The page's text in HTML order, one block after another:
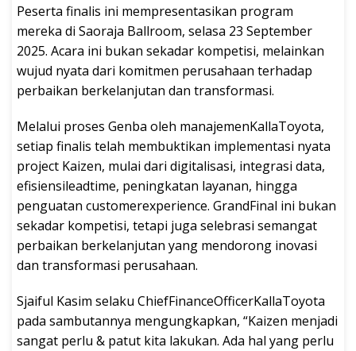
Peserta finalis ini mempresentasikan program
mereka di Saoraja Ballroom, selasa 23 September
2025. Acara ini bukan sekadar kompetisi, melainkan
wujud nyata dari komitmen perusahaan terhadap
perbaikan berkelanjutan dan transformasi.
Melalui proses Genba oleh manajemenKallaToyota,
setiap finalis telah membuktikan implementasi nyata
project Kaizen, mulai dari digitalisasi, integrasi data,
efisiensileadtime, peningkatan layanan, hingga
penguatan customerexperience. GrandFinal ini bukan
sekadar kompetisi, tetapi juga selebrasi semangat
perbaikan berkelanjutan yang mendorong inovasi
dan transformasi perusahaan.
Sjaiful Kasim selaku ChiefFinanceOfficerKallaToyota
pada sambutannya mengungkapkan, “Kaizen menjadi
sangat perlu & patut kita lakukan. Ada hal yang perlu